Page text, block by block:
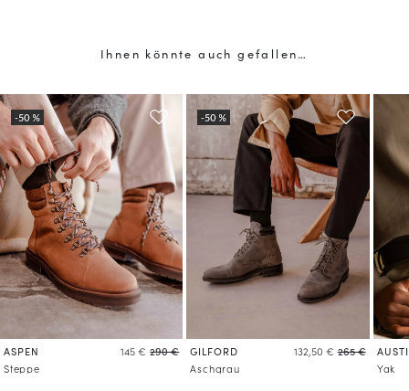
Ihnen könnte auch gefallen…
ASPEN 145 € 290 €
Steppe
GILFORD 132,50 € 265 €
Aschgrau
Yak